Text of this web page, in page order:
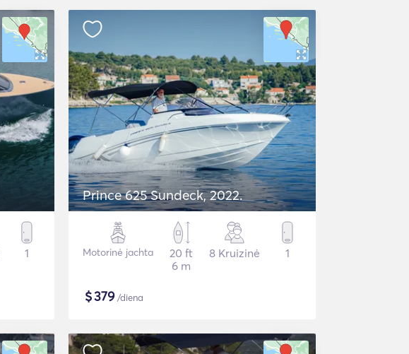
1
Prince 625 Sundeck, 2022.
Motorinė jachta
20 ft
6 m
8 Kruizinė 1
$379/diena